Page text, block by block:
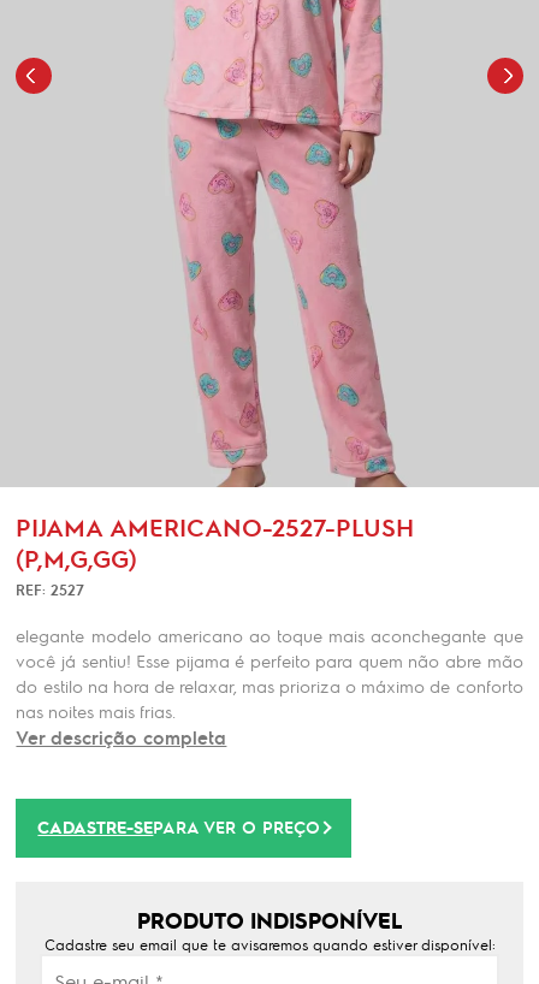
PIJAMA AMERICANO-2527-PLUSH
(P,M,G,GG)
REF: 2527
elegante modelo americano ao toque mais aconchegante que
você já sentiu! Esse pijama é perfeito para quem não abre mão
do estilo na hora de relaxar, mas prioriza o máximo de conforto
nas noites mais frias.
Ver descrição completa
CADASTRE-SEPARA VER O PREÇO
PRODUTO INDISPONÍVEL
Cadastre seu email que te avisaremos quando estiver disponível: